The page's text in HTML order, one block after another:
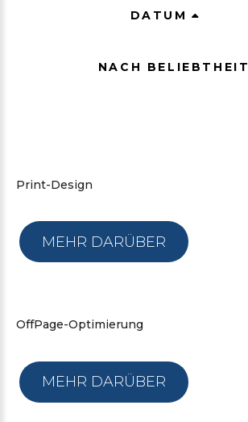
DATUM
NACH BELIEBTHEIT
Print-Design
MEHR DARÜBER
OffPage-Optimierung
MEHR DARÜBER